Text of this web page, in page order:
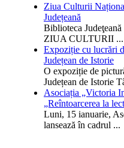
Ziua Culturii
Județeană
Biblioteca
ZIUA CULTURII ...
Expoziție cu lucrări
Județean de Istorie
O expoziție de
Județean de Istorie
Asociația „Victoria
„Reîntoarcerea la
Luni, 15 ianuarie,
lansează în cadrul ...